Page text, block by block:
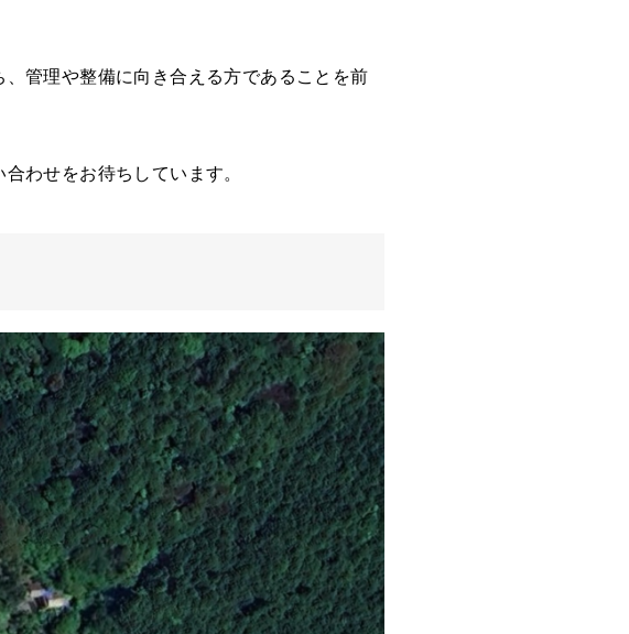
管理や整備に向き合える方であることを前
わせをお待ちしています。